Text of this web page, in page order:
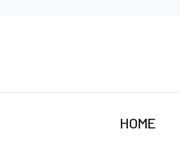
HOME